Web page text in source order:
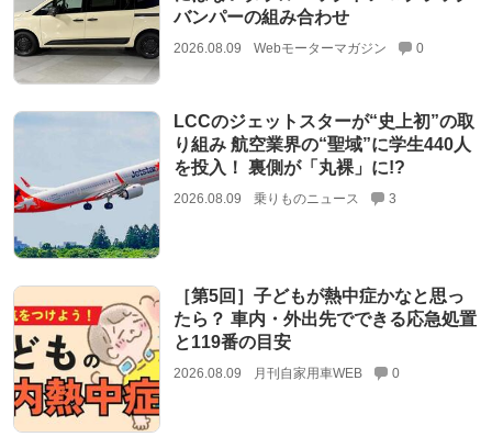
バンパーの組み合わせ
2026.08.09 Webモーターマガジン 0
LCCのジェットスターが“史上初”の取
り組み 航空業界の“聖域”に学生440人
を投入！ 裏側が「丸裸」に!?
2026.08.09 乗りものニュース 3
［第5回］子どもが熱中症かなと思っ
たら？ 車内・外出先でできる応急処置
と119番の目安
2026.08.09 月刊自家用車WEB 0